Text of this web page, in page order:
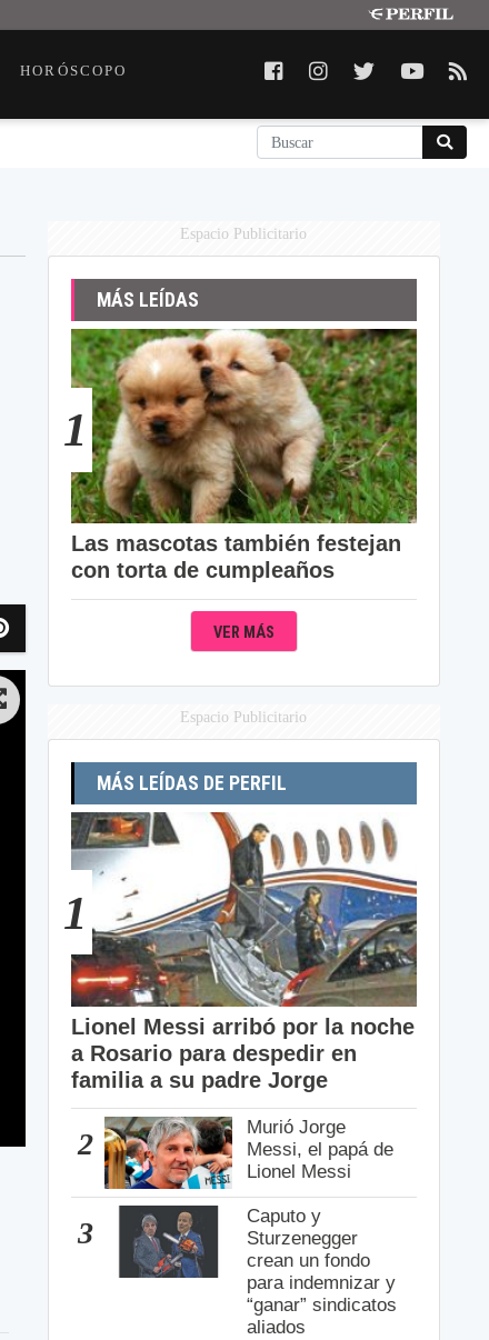
HORÓSCOPO
Espacio Publicitario
MÁS LEÍDAS
1
Las mascotas también festejan
con torta de cumpleaños
VER MÁS
Espacio Publicitario
MÁS LEÍDAS DE PERFIL
1
Lionel Messi arribó por la noche
a Rosario para despedir en
familia a su padre Jorge
2
Murió Jorge
Messi, el papá de
Lionel Messi
3
Caputo y
Sturzenegger
crean un fondo
para indemnizar y
“ganar” sindicatos
aliados